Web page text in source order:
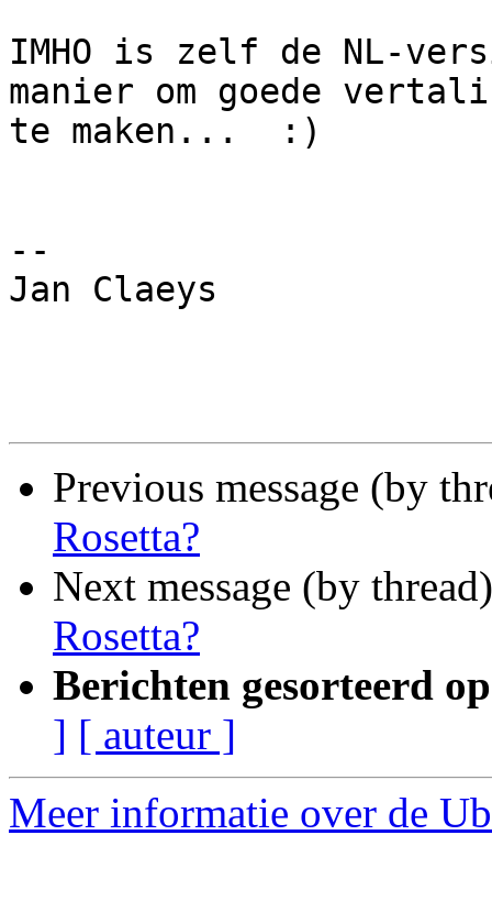
IMHO is zelf de NL-
manier om goede
te maken...  :)
--
Jan Claeys
Previous message (by
Rosetta?
Next message (by
Rosetta?
Berichten gesorteerd
] [ auteur ]
Meer informatie over de